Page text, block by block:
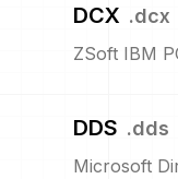
DCX .dcx
ZSoft IBM
DDS .dds
Microsoft